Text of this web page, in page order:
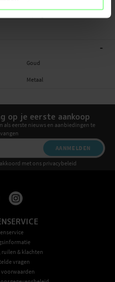
-
Goud
Metaal
op je eerste aankoop
als eerste nieuws en aanbiedingen te
AANMELDEN
met ons privacybeleid
& klachten
vragen
voorwaarden